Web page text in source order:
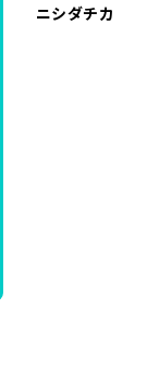
ニシダチカ